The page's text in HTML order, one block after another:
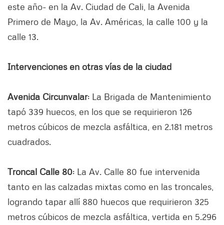
este año- en la Av. Ciudad de Cali, la Avenida
Primero de Mayo, la Av. Américas, la calle 100 y la
calle 13.
Intervenciones en otras vías de la ciudad
Avenida Circunvalar: La Brigada de Mantenimiento
tapó 339 huecos, en los que se requirieron 126
metros cúbicos de mezcla asfáltica, en 2.181 metros
cuadrados.
Troncal Calle 80: La Av. Calle 80 fue intervenida
tanto en las calzadas mixtas como en las troncales,
logrando tapar allí 880 huecos que requirieron 325
metros cúbicos de mezcla asfáltica, vertida en 5.296